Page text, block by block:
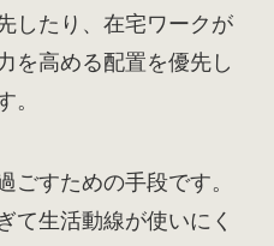
したり、在宅ワークが
を高める配置を優先し
。
ごすための手段です。
て生活動線が使いにく